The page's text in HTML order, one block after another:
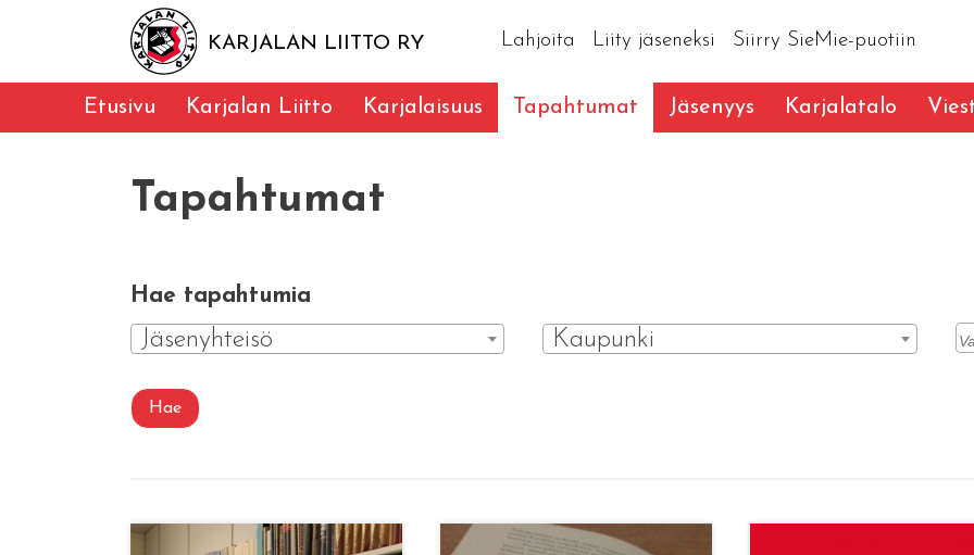
KARJALAN LIITTO RY Lahjoita Liity jäseneksi Siirry SieMie-puotiin
Etusivu Karjalan Liitto Karjalaisuus Tapahtumat Jäsenyys Karjalatalo
Tapahtumat
Hae tapahtumia
Jäsenyhteisö Kaupunki
Hae